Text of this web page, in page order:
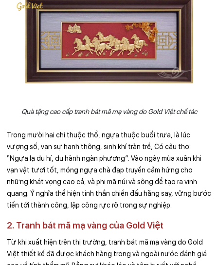
Quà tặng cao cấp tranh bát mã mạ vàng do Gold Việt chế tác
Trong mười hai chi thuộc thổ, ngựa thuộc buổi trưa, là lúc
vượng số, vạn sự hanh thông, sinh khí tràn trề, Có câu thơ:
“Ngựa lạ du hí, du hành ngàn phương”. Vào ngày mùa xuân khi
vạn vật tươi tốt, móng ngựa chà đạp truyền cảm hứng cho
những khát vọng cao cả, và phi mã núi và sông để tạo ra vinh
quang. Ý nghĩa thể hiện tinh thần chiến đấu hăng say, vững bước
tiến tới thành công, lập công rực rỡ trong sự nghiệp.
2. Tranh bát mã mạ vàng của Gold Việt
Từ khi xuất hiện trên thị trường, tranh bát mã mạ vàng do Gold
Việt thiết kế đã được khách hàng trong và ngoài nước đánh giá